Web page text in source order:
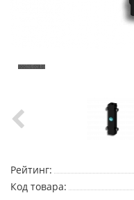
Рейтинг:
Код товара: